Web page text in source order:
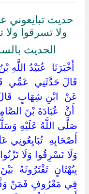
حديث تبايعوني
ولا تسرقوا ولا
الحديث
‏أَخْبَرَنَا ‏ ‏عُبَيْدُ
‏قَالَ حَدَّثَنِي ‏ ‏عَمِّي
‏عَنْ ‏ ‏ابْنِ شِهَابٍ ‏ ‏قَالَ
‏أَنَّ ‏ ‏عُبَادَةَ بْنَ
‏صَلَّى اللَّهُ عَلَيْهِ
أَصْحَابِهِ ‏ ‏تُبَايِعُونِي
وَلَا تَسْرِقُوا وَلَا تَزْنُوا
‏بِبُهْتَانٍ ‏ ‏تَفْتَرُونَهُ
فِي مَعْرُوفٍ فَمَنْ